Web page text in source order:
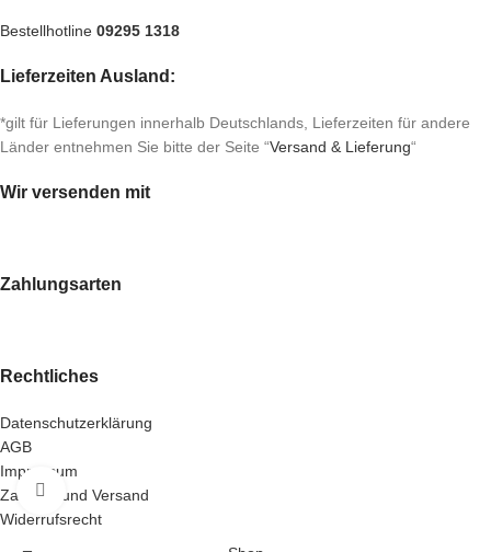
Klick zum Vergrößern
Bestellhotline 09295 1318
Lieferzeiten Ausland:
*gilt für Lieferungen innerhalb Deutschlands, Lieferzeiten für andere
Länder entnehmen Sie bitte der Seite “Versand & Lieferung“
Wir versenden mit
Zahlungsarten
Rechtliches
Datenschutzerklärung
AGB
Impressum
Zahlung und Versand
Widerrufsrecht